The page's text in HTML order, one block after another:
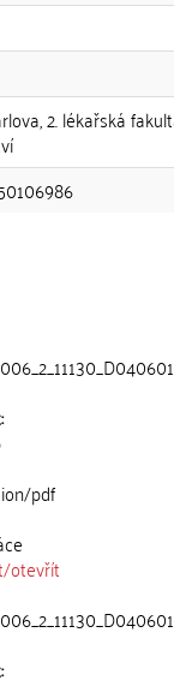
2. lékařská
pdf
otevřít